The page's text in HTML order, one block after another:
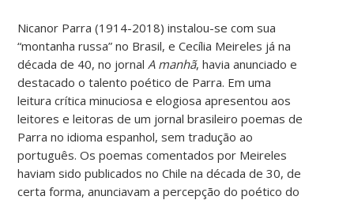
Nicanor Parra (1914-2018) instalou-se com sua
“montanha russa” no Brasil, e Cecília Meireles já na
década de 40, no jornal A manhã, havia anunciado e
destacado o talento poético de Parra. Em uma
leitura crítica minuciosa e elogiosa apresentou aos
leitores e leitoras de um jornal brasileiro poemas de
Parra no idioma espanhol, sem tradução ao
português. Os poemas comentados por Meireles
haviam sido publicados no Chile na década de 30, de
certa forma, anunciavam a percepção do poético do